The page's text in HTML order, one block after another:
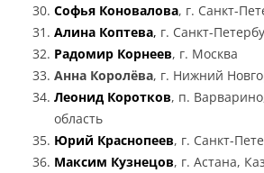
Софья Коновалова, г. Санкт-
Алина Коптева, г. Санкт-
Радомир Корнеев, г. Москва
Анна Королёва, г. Нижний
Леонид Коротков, п.
область
Юрий Краснопеев, г. Санкт-
Максим Кузнецов, г. Астана,